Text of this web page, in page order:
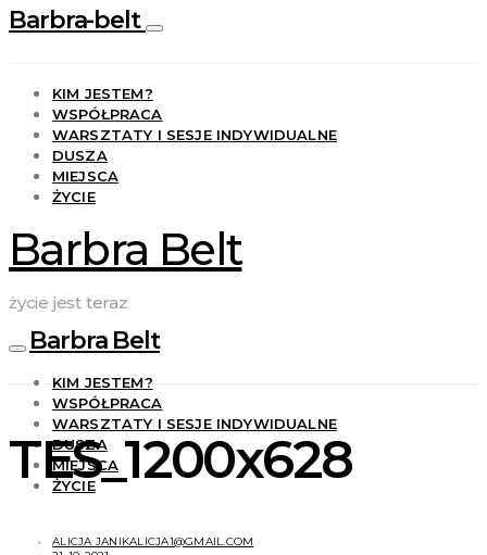
Barbra-belt
KIM JESTEM?
WSPÓŁPRACA
WARSZTATY I SESJE INDYWIDUALNE
DUSZA
MIEJSCA
ŻYCIE
Barbra Belt
życie jest teraz
Barbra Belt
KIM JESTEM?
WSPÓŁPRACA
WARSZTATY I SESJE INDYWIDUALNE
DUSZA
MIEJSCA
ŻYCIE
TES_1200x628
ALICJA JANIKALICJA1@GMAIL.COM